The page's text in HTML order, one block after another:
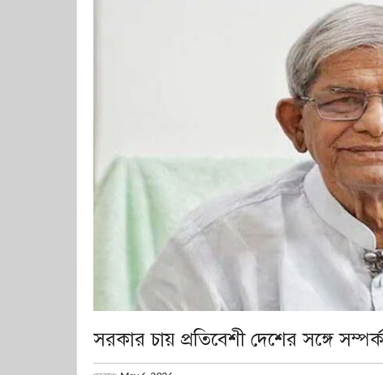
সরকার চায় প্রতিবেশী দেশের সঙ্গে